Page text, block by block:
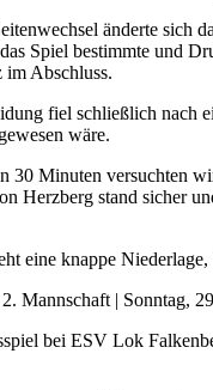
änderte sich
Spiel bestimmte und
im Abschluss.
fiel schließlich nach
wäre.
30 Minuten versuchten
Herzberg stand sicher
eine knappe
Mannschaft | Sonntag,
bei ESV Lok